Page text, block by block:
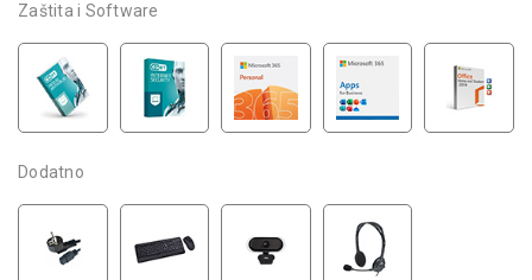
Zaštita i Software
Dodatno